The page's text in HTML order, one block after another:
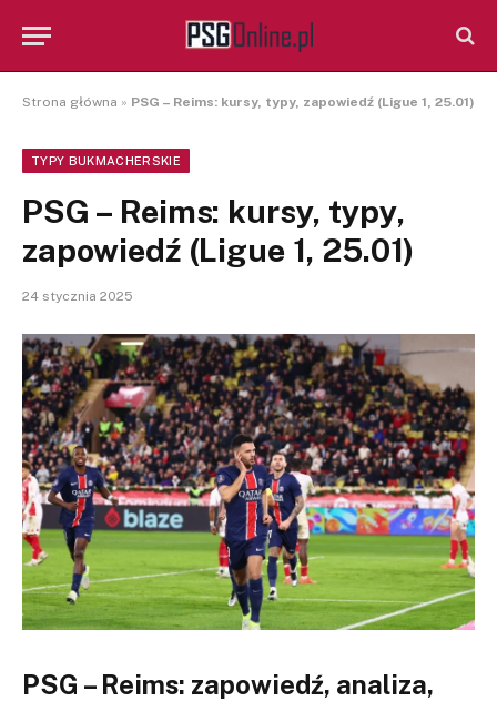
Strona główna » PSG – Reims: kursy, typy, zapowiedź (Ligue 1, 25.01)
TYPY BUKMACHERSKIE
PSG – Reims: kursy, typy,
zapowiedź (Ligue 1, 25.01)
24 stycznia 2025
PSG – Reims: zapowiedź, analiza,